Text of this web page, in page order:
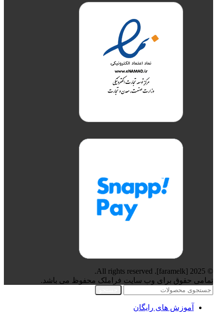
© 2025 [faramelk]. All rights reserved.
تمامی حقوق برای وب سایت فراملک محفوظ می باشد.
آموزش های رایگان